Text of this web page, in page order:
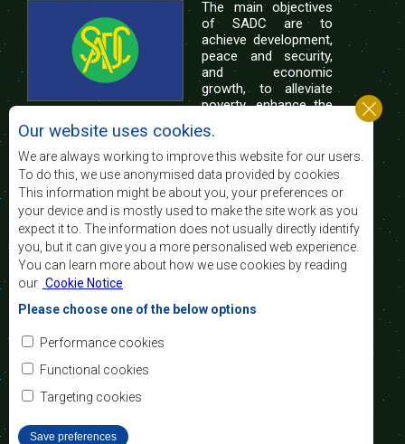
The main objectives
of SADC are to
achieve development,
peace and security,
and economic
growth, to alleviate
poverty, enhance the
of life of the peoples of Southern Africa, and
support the socially disadvantaged through
regional integration, built on democratic principles
and equitable and sustainable development.
Contact Us
SADC House
Plot No. 54385
Central Business District
Private Bag 0095
Our website uses cookies.
We are always working to improve this website for our users.
To do this, we use anonymised data provided by cookies.
This information might be about you, your preferences or
your device and is mostly used to make the site work as you
expect it to. The information does not usually directly identify
you, but it can give you a more personalised web experience.
You can learn more about how we use cookies by reading
our Cookie Notice
Please choose one of the below options
Performance cookies
Functional cookies
Targeting cookies
Save preferences